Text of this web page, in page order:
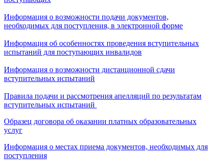
Информация о возможности подачи документов,
необходимых для поступления, в электронной форме
Информация об особенностях проведения вступительных
испытаний для поступающих инвалидов
Информация о возможности дистанционной сдачи
вступительных испытаний
Правила подачи и рассмотрения апелляций по результатам
вступительных испытаний
Образец договора об оказании платных образовательных
услуг
Информация о местах приема документов, необходимых для
поступления